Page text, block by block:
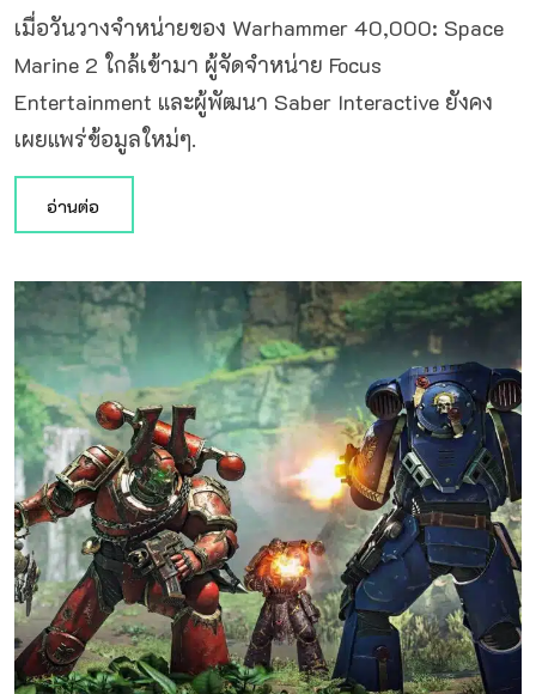
เมื่อวันวางจำหน่ายของ Warhammer 40,000: Space
Marine 2 ใกล้เข้ามา ผู้จัดจำหน่าย Focus
Entertainment และผู้พัฒนา Saber Interactive ยังคง
เผยแพร่ข้อมูลใหม่ๆ.
อ่านต่อ